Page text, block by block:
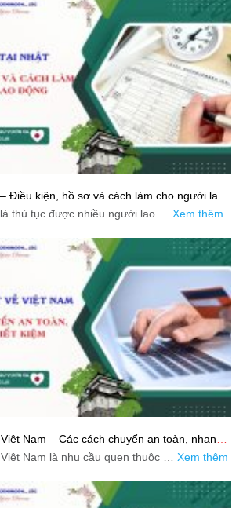
Điều kiện, hồ sơ và cách làm cho người lao
thủ tục được nhiều người lao … Xem thêm
Nam – Các cách chuyển an toàn, nhanh
Nam là nhu cầu quen thuộc … Xem thêm